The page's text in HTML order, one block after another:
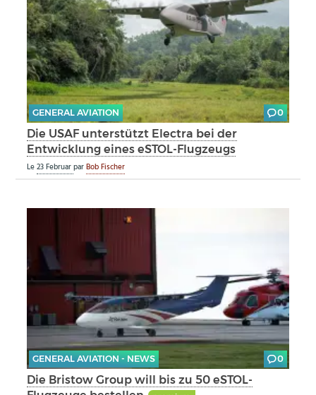
GENERAL AVIATION 0
Die USAF unterstützt Electra bei der
Entwicklung eines eSTOL-Flugzeugs
Le23 FebruarparBob Fischer
GENERAL AVIATION - NEWS 0
Die Bristow Group will bis zu 50 eSTOL-